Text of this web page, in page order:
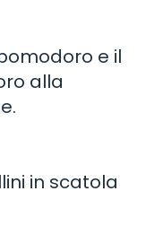
e il
alla
in scatola